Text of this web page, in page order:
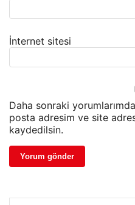
İnternet sitesi
Daha sonraki
posta adresim ve site
kaydedilsin.